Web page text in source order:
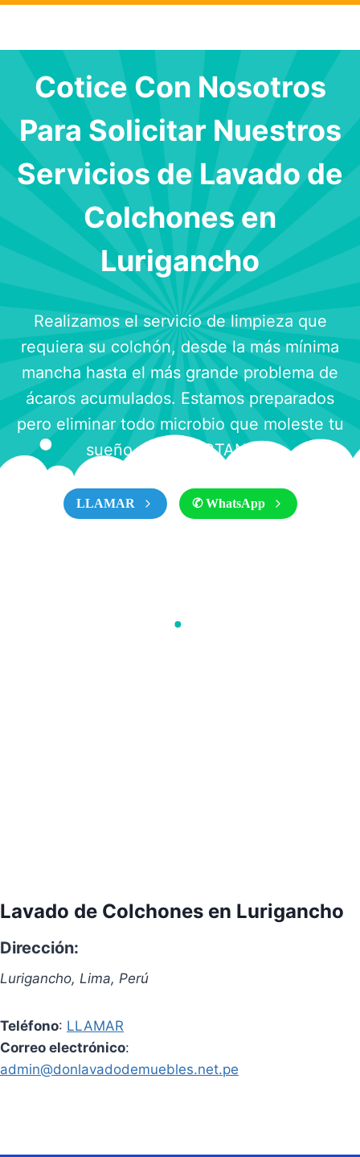
Cotice Con Nosotros
Para Solicitar Nuestros
Servicios de Lavado de
Colchones en
Lurigancho
Realizamos el servicio de limpieza que
requiera su colchón, desde la más mínima
mancha hasta el más grande problema de
ácaros acumulados. Estamos preparados
pero eliminar todo microbio que moleste tu
sueño. ¡CONTÁCTANOS!
LLAMAR ✆ WhatsApp
Lavado de Colchones en Lurigancho
Dirección:
Lurigancho, Lima, Perú
Teléfono: LLAMAR
Correo electrónico:
admin@donlavadodemuebles.net.pe